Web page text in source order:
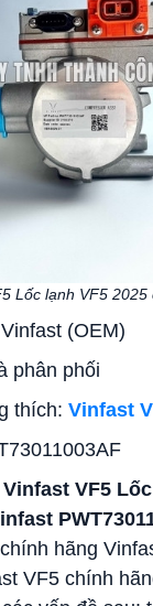
Lốc lạnh VF5
(OEM)
phân phối
thích: Vinfast
VF5
hãng
VF5 chính